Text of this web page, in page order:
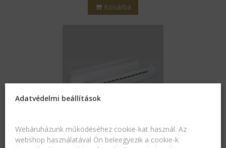
Kosárba
Plain hosszú karkötős díszdoboz, fehér
Adatvédelmi beállítások
Webáruházunk működéséhez cookie-kat használ. Az
webshop használatával Ön beleegyezik a cookie-k